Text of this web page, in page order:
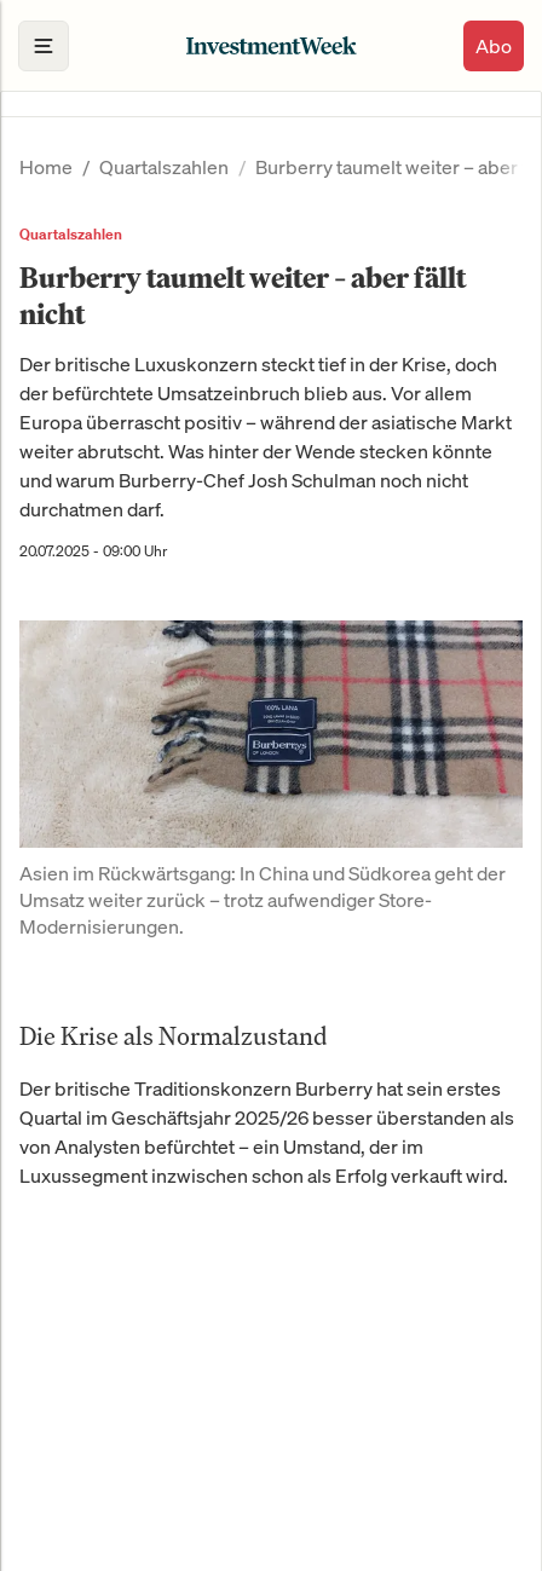
Abo
Home Quartalszahlen Burberry taumelt weiter – aber
Quartalszahlen
Burberry taumelt weiter – aber fällt
nicht
Der britische Luxuskonzern steckt tief in der Krise, doch
der befürchtete Umsatzeinbruch blieb aus. Vor allem
Europa überrascht positiv – während der asiatische Markt
weiter abrutscht. Was hinter der Wende stecken könnte
und warum Burberry-Chef Josh Schulman noch nicht
durchatmen darf.
20.07.2025 - 09:00 Uhr
Asien im Rückwärtsgang: In China und Südkorea geht der
Umsatz weiter zurück – trotz aufwendiger Store-
Modernisierungen.
Die Krise als Normalzustand
Der britische Traditionskonzern Burberry hat sein erstes
Quartal im Geschäftsjahr 2025/26 besser überstanden als
von Analysten befürchtet – ein Umstand, der im
Luxussegment inzwischen schon als Erfolg verkauft wird.